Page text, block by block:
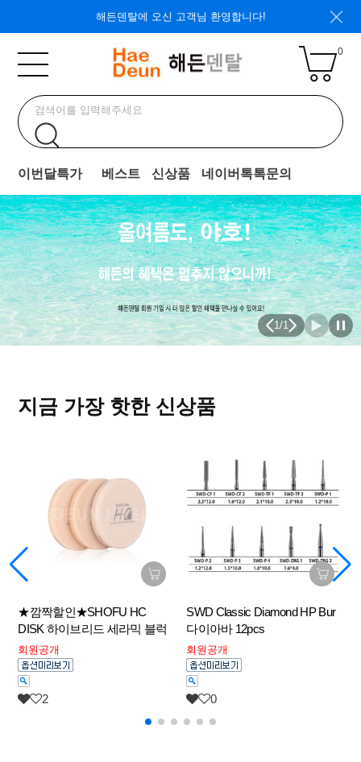
해든덴탈에 오신 고객님 환영합니다!
0
이번달특가 베스트 신상품 네이버톡톡문의
1/1
지금 가장 핫한 신상품
★깜짝할인★SHOFU HC
DISK 하이브리드 세라믹 블럭
회원공개
2
SWD Classic Diamond HP Bur
다이아바 12pcs
회원공개
0